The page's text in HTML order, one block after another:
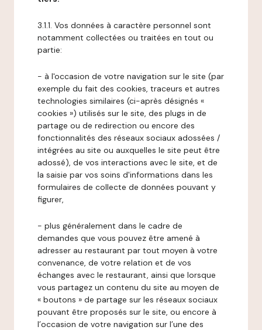
3.1.1. Vos données à caractère personnel sont
notamment collectées ou traitées en tout ou
partie:
- à l'occasion de votre navigation sur le site (par
exemple du fait des cookies, traceurs et autres
technologies similaires (ci-après désignés «
cookies ») utilisés sur le site, des plugs in de
partage ou de redirection ou encore des
fonctionnalités des réseaux sociaux adossées /
intégrées au site ou auxquelles le site peut être
adossé), de vos interactions avec le site, et de
la saisie par vos soins d'informations dans les
formulaires de collecte de données pouvant y
figurer,
- plus généralement dans le cadre de
demandes que vous pouvez être amené à
adresser au restaurant par tout moyen à votre
convenance, de votre relation et de vos
échanges avec le restaurant, ainsi que lorsque
vous partagez un contenu du site au moyen de
« boutons » de partage sur les réseaux sociaux
pouvant être proposés sur le site, ou encore à
l’occasion de votre navigation sur l’une des